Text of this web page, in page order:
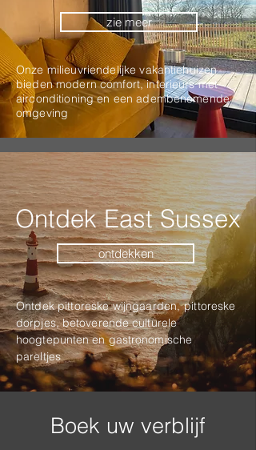
zie meer
Onze milieuvriendelijke vakantiehuizen
bieden modern comfort, interieurs met
airconditioning en een adembenemende
omgeving
Ontdek East Sussex
ontdekken
Ontdek pittoreske wijngaarden, pittoreske
dorpjes, betoverende culturele
hoogtepunten en gastronomische
pareltjes
Boek uw verblijf